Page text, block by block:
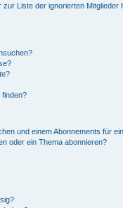
Liste der ignorierten Mitglieder
finden?
und einem Abonnements für
oder ein Thema abonnieren?